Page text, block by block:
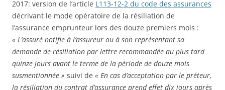
2017: version de l’article L113-12-2 du code des assurances
décrivant le mode opératoire de la résiliation de
l’assurance emprunteur lors des douze premiers mois :
« L’assuré notifie à l’assureur ou à son représentant sa
demande de résiliation par lettre recommandée au plus tard
quinze jours avant le terme de la période de douze mois
susmentionnée » suivi de « En cas d’acceptation par le préteur,
la résiliation du contrat d’assurance prend effet dix jours après